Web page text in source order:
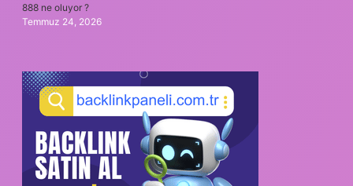
888 ne oluyor ?
Temmuz 24, 2026